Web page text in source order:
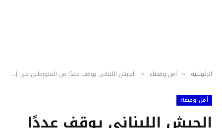
الرئيسية » أمن وقضاء » الجيش اللبناني يوقف عددًا من المتورطين في إشكال مغدوشة!
أمن وقضاء